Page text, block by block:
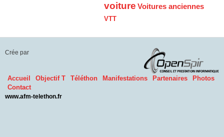
voiture Voitures anciennes
VTT
Crée par
Accueil Objectif T Téléthon Manifestations Partenaires
Photos
Contact
www.afm-telethon.fr